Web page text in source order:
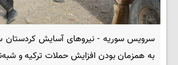
سرویس سوریه - نیروهای آسایش کردستان
به همزمان بودن افزایش حملات ترکیه و